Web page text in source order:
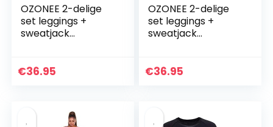
OZONEE 2-delige
set leggings +
sweatjack
joggingpak
€36.95
OZONEE 2-delige
set leggings +
sweatjack
joggingpak
€36.95